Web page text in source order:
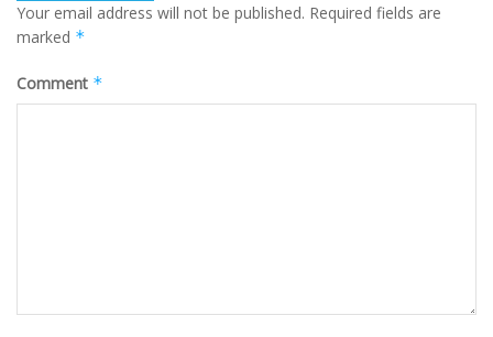
Your email address will not be published. Required fields are
marked *
Comment *